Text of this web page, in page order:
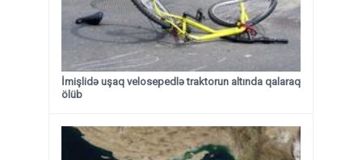
İmişlidə uşaq velosepedlə traktorun altında qalaraq
ölüb